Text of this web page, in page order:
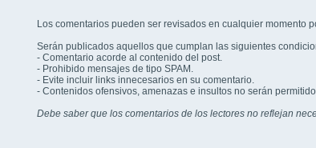
Los comentarios pueden ser revisados en cualquier momento
Serán publicados aquellos que cumplan las siguientes
- Comentario acorde al contenido del post.
- Prohibido mensajes de tipo SPAM.
- Evite incluir links innecesarios en su comentario.
- Contenidos ofensivos, amenazas e insultos no serán
Debe saber que los comentarios de los lectores no reflejan